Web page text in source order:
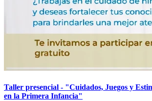
Taller presencial - "Cuidados, Juegos y
en la Primera Infancia"